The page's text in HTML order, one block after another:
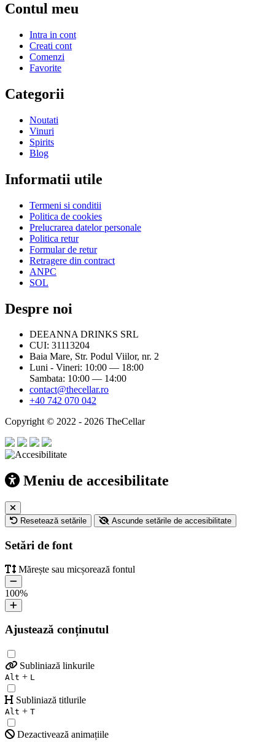
Contul meu
Intra in cont
Creati cont
Comenzi
Favorite
Categorii
Noutati
Vinuri
Spirits
Blog
Informatii utile
Termeni si conditii
Politica de cookies
Prelucrarea datelor personale
Politica retur
Formular de retur
Retragere din contract
ANPC
SOL
Despre noi
DEEANNA DRINKS SRL
CUI: 31113204
Baia Mare, Str. Podul Viilor, nr. 2
Luni - Vineri: 10:00 — 18:00
Sambata: 10:00 — 14:00
contact@thecellar.ro
+40 742 070 042
Copyright © 2022 - 2026 TheCellar
Meniu de accesibilitate
Resetează setările Ascunde setările de accesibilitate
Setări de font
Mărește sau micșorează fontul
100%
Ajustează conținutul
Subliniază linkurile
Alt + L
Subliniază titlurile
Alt + T
Dezactivează animațiile